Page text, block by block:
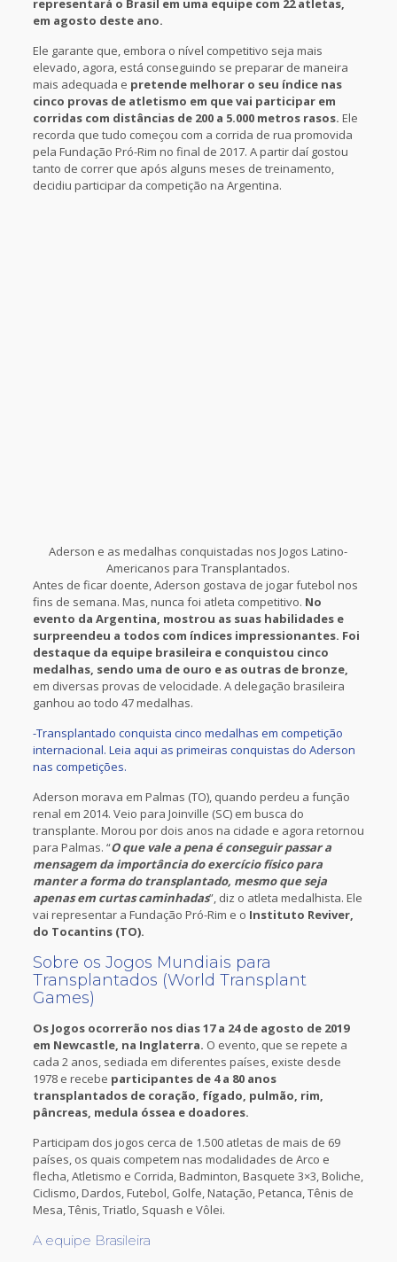
representará o Brasil em uma equipe com 22 atletas,
em agosto deste ano.
Ele garante que, embora o nível competitivo seja mais
elevado, agora, está conseguindo se preparar de maneira
mais adequada e pretende melhorar o seu índice nas
cinco provas de atletismo em que vai participar em
corridas com distâncias de 200 a 5.000 metros rasos. Ele
recorda que tudo começou com a corrida de rua promovida
pela Fundação Pró-Rim no final de 2017. A partir daí gostou
tanto de correr que após alguns meses de treinamento,
decidiu participar da competição na Argentina.
Aderson e as medalhas conquistadas nos Jogos Latino-
Americanos para Transplantados.
Antes de ficar doente, Aderson gostava de jogar futebol nos
fins de semana. Mas, nunca foi atleta competitivo. No
evento da Argentina, mostrou as suas habilidades e
surpreendeu a todos com índices impressionantes. Foi
destaque da equipe brasileira e conquistou cinco
medalhas, sendo uma de ouro e as outras de bronze,
em diversas provas de velocidade. A delegação brasileira
ganhou ao todo 47 medalhas.
-Transplantado conquista cinco medalhas em competição
internacional. Leia aqui as primeiras conquistas do Aderson
nas competições.
Aderson morava em Palmas (TO), quando perdeu a função
renal em 2014. Veio para Joinville (SC) em busca do
transplante. Morou por dois anos na cidade e agora retornou
para Palmas. “O que vale a pena é conseguir passar a
mensagem da importância do exercício físico para
manter a forma do transplantado, mesmo que seja
apenas em curtas caminhadas”, diz o atleta medalhista. Ele
vai representar a Fundação Pró-Rim e o Instituto Reviver,
do Tocantins (TO).
Sobre os Jogos Mundiais para
Transplantados (World Transplant
Games)
Os Jogos ocorrerão nos dias 17 a 24 de agosto de 2019
em Newcastle, na Inglaterra. O evento, que se repete a
cada 2 anos, sediada em diferentes países, existe desde
1978 e recebe participantes de 4 a 80 anos
transplantados de coração, fígado, pulmão, rim,
pâncreas, medula óssea e doadores.
Participam dos jogos cerca de 1.500 atletas de mais de 69
países, os quais competem nas modalidades de Arco e
flecha, Atletismo e Corrida, Badminton, Basquete 3×3, Boliche,
Ciclismo, Dardos, Futebol, Golfe, Natação, Petanca, Tênis de
Mesa, Tênis, Triatlo, Squash e Vôlei.
A equipe Brasileira